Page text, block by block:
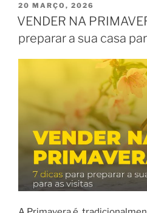
PUBLICADO
EM
20 MARÇO, 2026
VENDER NA
preparar a sua casa